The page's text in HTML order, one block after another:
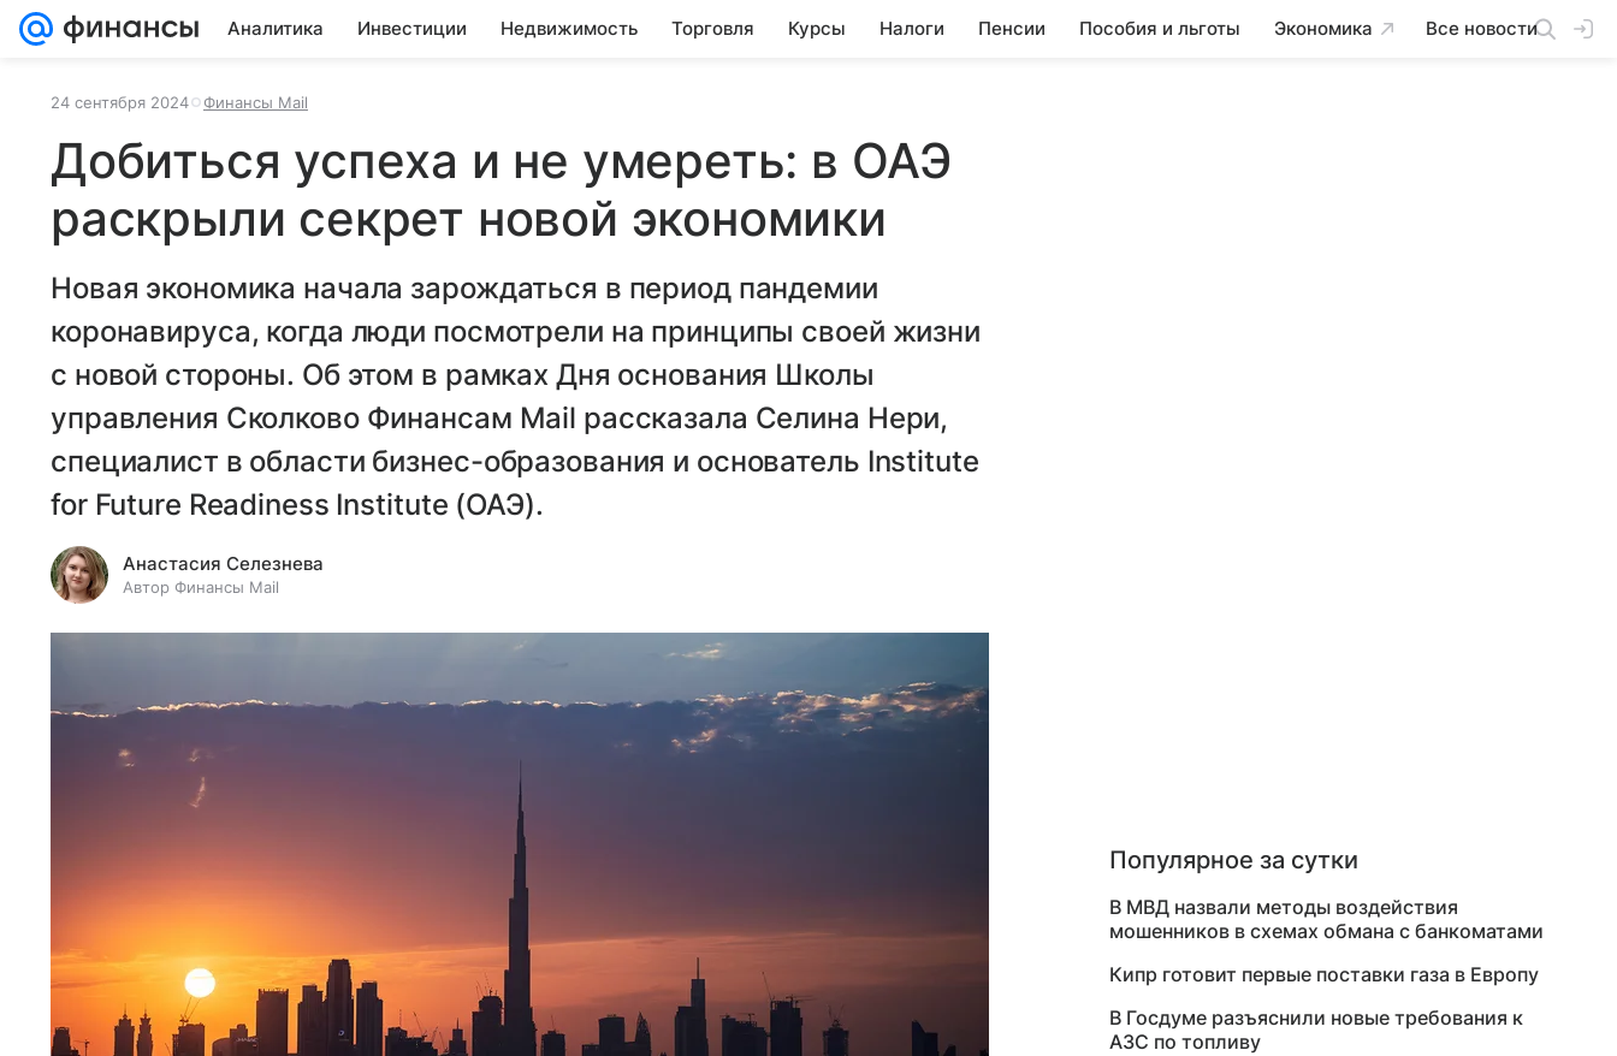
Аналитика Инвестиции Недвижимость Торговля Курсы Налоги Пенсии Пособия и льготы Экономика Все новости
24 сентября 2024 Финансы Mail
Добиться успеха и не умереть: в ОАЭ
раскрыли секрет новой экономики
Новая экономика начала зарождаться в период пандемии
коронавируса, когда люди посмотрели на принципы своей жизни
с новой стороны. Об этом в рамках Дня основания Школы
управления Сколково Финансам Mail рассказала Селина Нери,
специалист в области бизнес-образования и основатель Institute
for Future Readiness Institute (ОАЭ).
Анастасия Селезнева
Автор Финансы Mail
Популярное за сутки
В МВД назвали методы воздействия
мошенников в схемах обмана с банкоматами
Кипр готовит первые поставки газа в Европу
В Госдуме разъяснили новые требования к
АЗС по топливу